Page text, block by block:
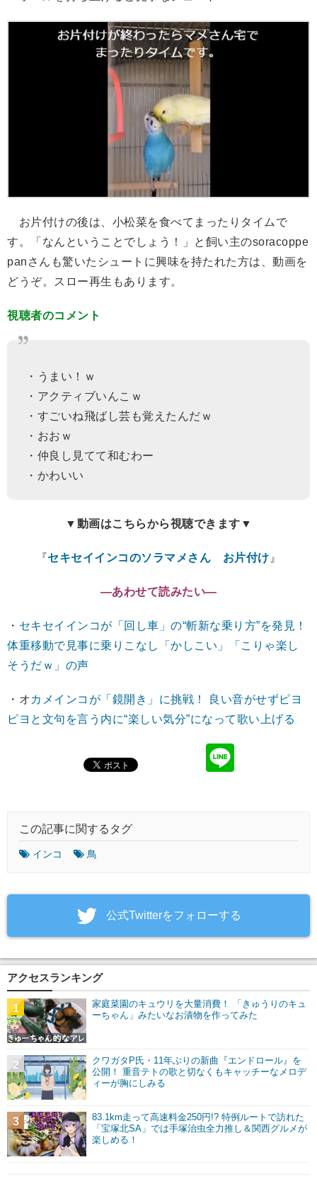
お片付けの後は、小松菜を食べてまったりタイムで
す。「なんということでしょう！」と飼い主のsoracoppe
panさんも驚いたシュートに興味を持たれた方は、動画を
どうぞ。スロー再生もあります。
視聴者のコメント
・うまい！ｗ
・アクティブいんこｗ
・すごいね飛ばし芸も覚えたんだｗ
・おおｗ
・仲良し見てて和むわー
・かわいい
▼動画はこちらから視聴できます▼
『セキセイインコのソラマメさん お片付け 』
―あわせて読みたい―
・ セキセイインコが「回し車」の“斬新な乗り方”を発見！
体重移動で見事に乗りこなし「かしこい」「こりゃ楽し
そうだｗ」の声
・オカメインコが「鏡開き」に挑戦！ 良い音がせずピヨ
ピヨと文句を言う内に“楽しい気分”になって歌い上げる
この記事に関するタグ
インコ 鳥
‎公式Twitterをフォローする
アクセスランキング
家庭菜園のキュウリを大量消費！ 「きゅうりのキュ
ーちゃん」みたいなお漬物を作ってみた
1
クワガタP氏・11年ぶりの新曲『エンドロール』を
公開！ 重音テトの歌と切なくもキャッチーなメロデ
ィーが胸にしみる
2
83.1km走って高速料金250円!? 特例ルートで訪れた
「宝塚北SA」では手塚治虫全力推し＆関西グルメが
楽しめる！
3